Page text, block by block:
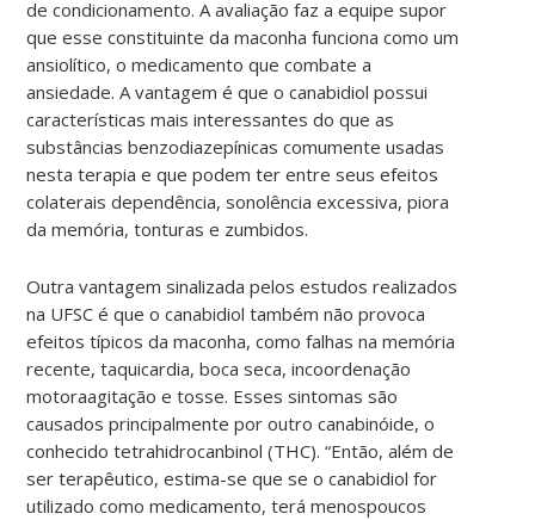
de condicionamento. A avaliação faz a equipe supor
que esse constituinte da maconha funciona como um
ansiolítico, o medicamento que combate a
ansiedade. A vantagem é que o canabidiol possui
características mais interessantes do que as
substâncias benzodiazepínicas comumente usadas
nesta terapia e que podem ter entre seus efeitos
colaterais dependência, sonolência excessiva, piora
da memória, tonturas e zumbidos.
Outra vantagem sinalizada pelos estudos realizados
na UFSC é que o canabidiol também não provoca
efeitos típicos da maconha, como falhas na memória
recente, taquicardia, boca seca, incoordenação
motoraagitação e tosse. Esses sintomas são
causados principalmente por outro canabinóide, o
conhecido tetrahidrocanbinol (THC). “Então, além de
ser terapêutico, estima-se que se o canabidiol for
utilizado como medicamento, terá menospoucos